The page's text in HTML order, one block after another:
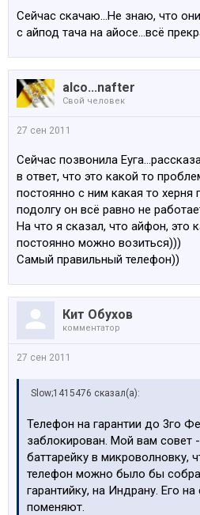
Сейчас скачаю...Не знаю, что
с айпод тача на айосе...всё
alco...nafter
Свой человек
27 сен 2011
Сейчас позвонила
в ответ, что это какой то
постоянно с ним какая то херня
подолгу он всё равно не
На что я сказал, что айфон, это
постоянно можно возиться)))
Самый правильный телефон))
Кит Обухов
комментатор
27 сен 2011
Slow;1415476 сказал(а):
Телефон на гарантии до 3го
заблокирован. Мой вам совет
баттарейку в микроволновку,
телефон можно было бы
гарантийку, на Индрану. Его
поменяют.